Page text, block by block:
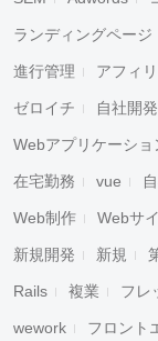
ランディングページ
進行管理 アフィ
ゼロイチ 自社開発
Webアプリケーショ
在宅勤務 vue
Web制作 Webサ
新規開発 新規
Rails 複業 フレ
wework フロント